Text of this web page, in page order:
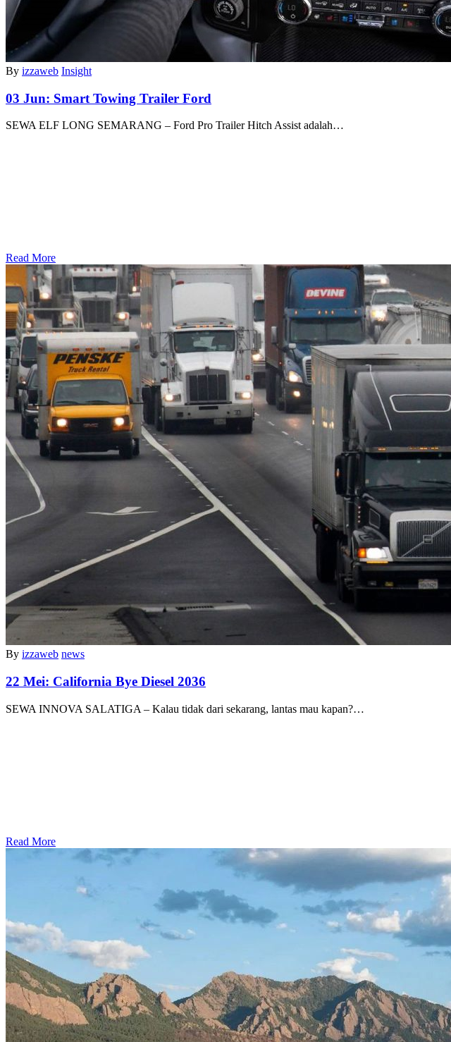
By izzaweb Insight
03 Jun: Smart Towing Trailer Ford
SEWA ELF LONG SEMARANG – Ford Pro Trailer Hitch Assist adalah…
Read More
By izzaweb news
22 Mei: California Bye Diesel 2036
SEWA INNOVA SALATIGA – Kalau tidak dari sekarang, lantas mau kapan?…
Read More